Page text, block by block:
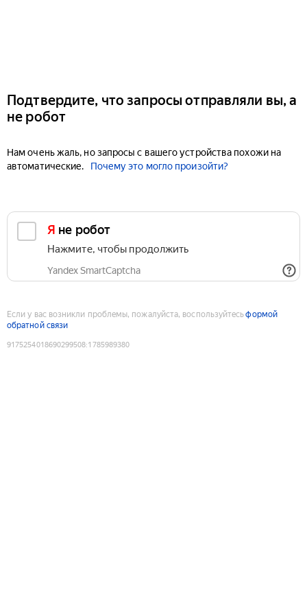
Подтвердите, что запросы отправляли вы, а
не робот
Нам очень жаль, но запросы с вашего устройства похожи на
автоматические.
Почему это могло произойти?
Я не робот
Нажмите, чтобы продолжить
Yandex SmartCaptcha
Если у вас возникли проблемы, пожалуйста, воспользуйтесьформой
обратной связи
9175254018690299508:1785989380